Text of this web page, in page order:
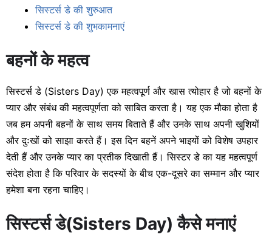
सिस्टर्स डे की शुरुआत
सिस्टर्स डे की शुभकामनाएं
बहनों के महत्व
सिस्टर्स डे (Sisters Day) एक महत्वपूर्ण और खास त्योहार है जो बहनों के
प्यार और संबंध की महत्वपूर्णता को साबित करता है। यह एक मौका होता है
जब हम अपनी बहनों के साथ समय बिताते हैं और उनके साथ अपनी खुशियों
और दुःखों को साझा करते हैं। इस दिन बहनें अपने भाइयों को विशेष उपहार
देती हैं और उनके प्यार का प्रतीक दिखाती हैं। सिस्टर डे का यह महत्वपूर्ण
संदेश होता है कि परिवार के सदस्यों के बीच एक-दूसरे का सम्मान और प्यार
हमेशा बना रहना चाहिए।
सिस्टर्स डे(Sisters Day) कैसे मनाएं